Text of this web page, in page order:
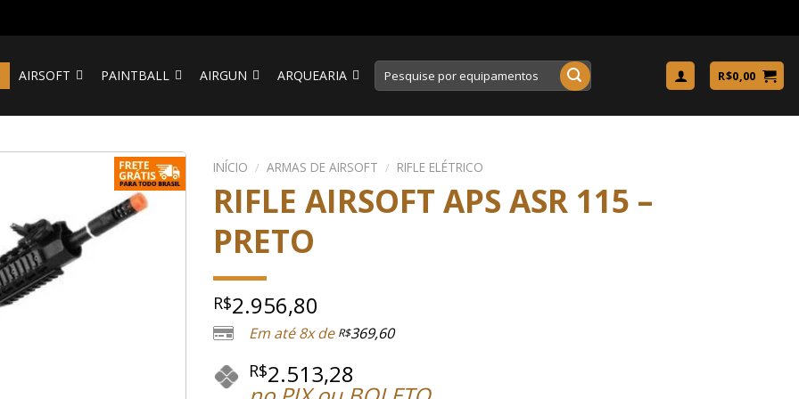
AIRSOFT PAINTBALL AIRGUN ARQUEARIA
Pesquisar
por:
R$0,00
INÍCIO / ARMAS DE AIRSOFT / RIFLE ELÉTRICO
RIFLE AIRSOFT APS ASR 115 –
PRETO
R$2.956,80
Em até 8x de R$369,60
R$2.513,28